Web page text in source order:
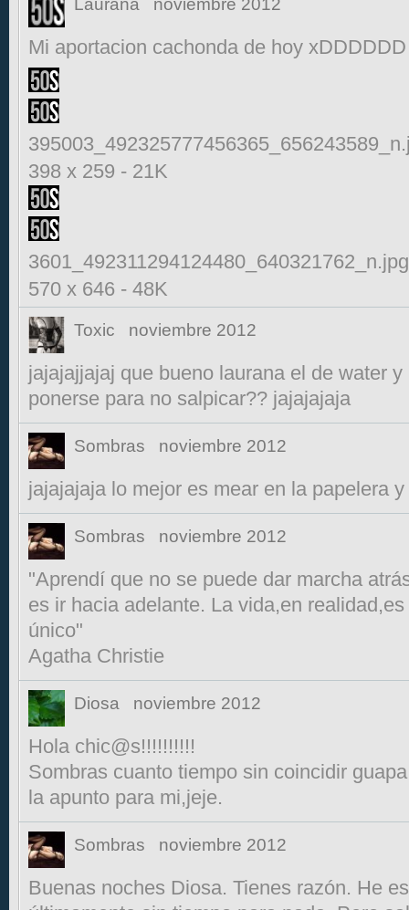
Laurana noviembre 2012
Mi aportacion cachonda de hoy xDDDDDD
398 x 259 - 21K
3601_492311294124480_640321762_n.jpg
570 x 646 - 48K
Toxic noviembre 2012
jajajajjajaj que bueno laurana el de water
ponerse para no salpicar?? jajajajaja
Sombras noviembre 2012
jajajajaja lo mejor es mear en la papelera
Sombras noviembre 2012
"Aprendí que no se puede dar marcha
es ir hacia adelante. La vida,en
único"
Agatha Christie
Diosa noviembre 2012
Hola chic@s!!!!!!!!!!
Sombras cuanto tiempo sin coincidir
la apunto para mi,jeje.
Sombras noviembre 2012
Buenas noches Diosa. Tienes razón. He